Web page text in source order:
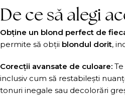
De ce să alegi
Obține un blond perfect de
permite să obții blondul dorit,
Corecții avansate de culoare:
inclusiv cum să restabilești
tonuri inegale sau decolorări